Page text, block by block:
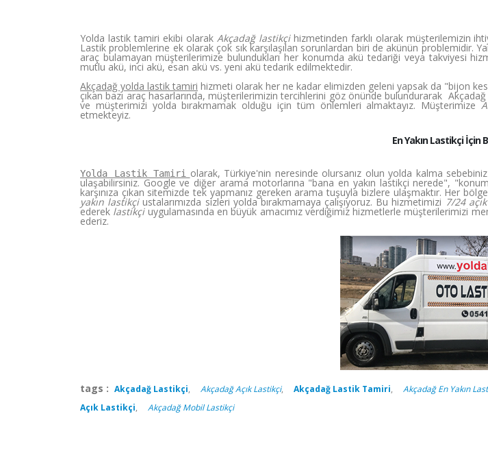
Yolda lastik tamiri ekibi olarak Akçadağ lastikçihizmetinden farklı olarak müşterilemizin
Lastik problemlerine ek olarak çok sık karşılaşılan sorunlardan biri de akünün problemidir.
araç bulamayan müşterilerimize bulundukları her konumda akü tedariği veya takviyesi
mutlu akü, inci akü, esan akü vs. yeni akü tedarik edilmektedir.
Akçadağ yolda lastik tamiri hizmeti olarak her ne kadar elimizden geleni yapsak da "bijon
çıkan bazı araç hasarlarında, müşterilerimizin tercihlerini göz önünde bulundurarak Akçadağ
ve müşterimizi yolda bırakmamak olduğu için tüm önlemleri almaktayız. Müşterimize
etmekteyiz.
En Yakın Lastikçi İçin
Yolda Lastik Tamiri olarak, Türkiye'nin neresinde olursanız olun yolda kalma
ulaşabilirsiniz. Google ve diğer arama motorlarına "bana en yakın lastikçi nerede",
karşınıza çıkan sitemizde tek yapmanız gereken arama tuşuyla bizlere ulaşmaktır. Her
yakın lastikçiustalarımızda sizleri yolda bırakmamaya çalışıyoruz. Bu hizmetimizi 7/24
ederek lastikçi uygulamasında en büyük amacımız verdiğimiz hizmetlerle müşterilerimizi
ederiz.
tags : Akçadağ Lastikçi, Akçadağ Açık Lastikçi, Akçadağ Lastik Tamiri, Akçadağ En Yakın
Açık Lastikçi, Akçadağ Mobil Lastikçi